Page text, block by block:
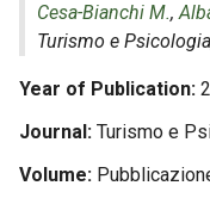
Cesa-Bianchi M.,
Turismo e Psicologia
Year of Publication
Journal Turismo e
Volume